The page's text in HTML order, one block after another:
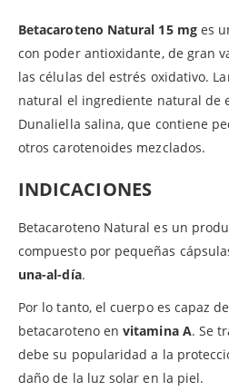
Betacaroteno Natural 15 mg es
con poder antioxidante, de gran
las células del estrés oxidativo.
natural el ingrediente natural de
Dunaliella salina, que contiene
otros carotenoides mezclados.
INDICACIONES
Betacaroteno Natural es un
compuesto por pequeñas
una-al-día.
Por lo tanto, el cuerpo es capaz
betacaroteno envitamina A. Se
debe su popularidad a la
daño de la luz solar en la piel.